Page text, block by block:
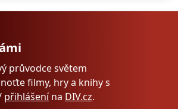
průvodce světem
filmy, hry a knihy s
přihlášenína DIV.cz.